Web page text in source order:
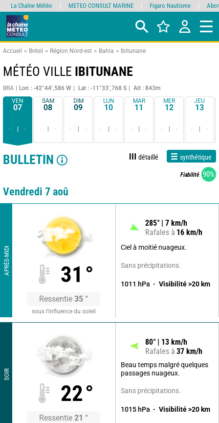
Accueil Brésil Région Nord-est Bahia Ibitunane
MÉTÉO VILLE IBITUNANE
BRA Lon : -42°44’,586 W Lat : -11°33’,768 S
Alt : 843m
VEN
07
- -
SAM
08
- -
DIM
09
- -
LUN
10
- -
MAR
11
- -
MER
12
- -
JEU
13
- -
BULLETIN détaillé synthétique
Fiabilité 90%
Vendredi 7 aoû
APRÈS-MIDI 31 °
Ressentie 35 °
sous l’influence du soleil
285° 7 km/h
Rafales à 16 km/h
Ciel à moitié nuageux.
Sans précipitations.
1011 hPa Visibilité >20 km
SOIR
22°
Ressentie 21 °
80° 13 km/h
Rafales à 37 km/h
Beau temps malgré quelques
passages nuageux.
Sans précipitations.
1015 hPa Visibilité >20 km
La Chaîne Météo METEO CONSULT MARINE Figaro Nautisme